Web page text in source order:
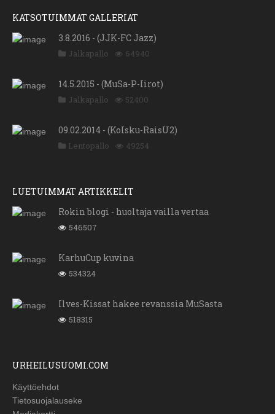
KATSOTUIMMAT GALLERIAT
3.8.2016 - (JJK-FC Jazz)
Jalkapallo 64940
14.5.2015 - (MuSa-P-Iirot)
Jalkapallo 52400
09.02.2014 - (KoIsku-RaisU2)
Lentopallo 49254
LUETUIMMAT ARTIKKELIT
Rokin blogi - huoltaja vailla vertaa
546507
KarhuCup kuvina
534324
Ilves-Kissat hakee revanssia MuSasta
518315
URHEILUSUOMI.COM
Käyttöehdot
Tietosuojalauseke